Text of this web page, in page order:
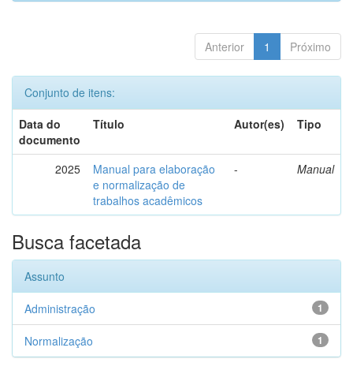
Anterior 1 Próximo
Conjunto de itens:
Data do
documento
Título Autor(es) Tipo
2025
Manual para elaboração
e normalização de
trabalhos acadêmicos
- Manual
Busca facetada
Assunto
1
Administração
1
Normalização